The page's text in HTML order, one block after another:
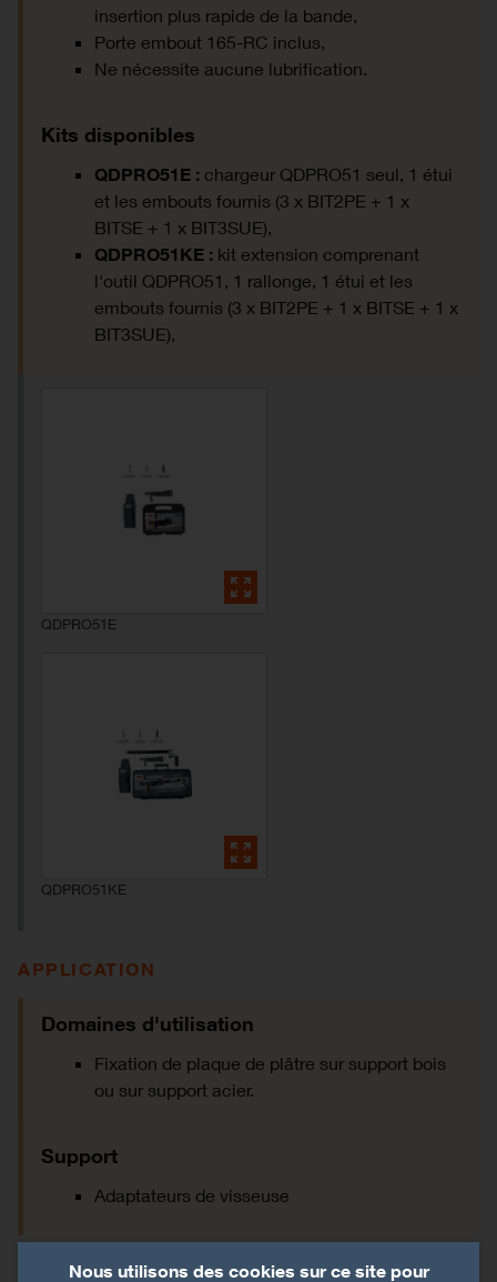
insertion plus rapide de la bande,
Porte embout 165-RC inclus,
Ne nécessite aucune lubrification.
Kits disponibles
QDPRO51E : chargeur QDPRO51 seul, 1 étui
et les embouts fournis (3 x BIT2PE + 1 x
BITSE + 1 x BIT3SUE),
QDPRO51KE : kit extension comprenant
l'outil QDPRO51, 1 rallonge, 1 étui et les
embouts fournis (3 x BIT2PE + 1 x BITSE + 1 x
BIT3SUE),
QDPRO51E
QDPRO51KE
APPLICATION
Domaines d'utilisation
Fixation de plaque de plâtre sur support bois
ou sur support acier.
Support
Adaptateurs de visseuse
Nous utilisons des cookies sur ce site pour